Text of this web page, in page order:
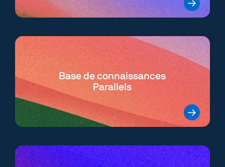
Base de connaissances
Parallels